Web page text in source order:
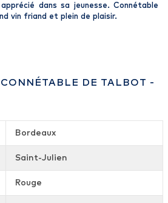
dans sa jeunesse. Connétable
vin friand et plein de plaisir.
DE TALBOT -
Bordeaux
Saint-Julien
Rouge